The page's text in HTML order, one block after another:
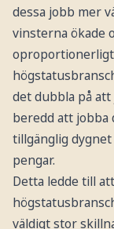
dessa jobb mer
vinsterna ökade
oproportionerligt
det dubbla på
beredd att jobba
tillgänglig
pengar.
Detta ledde till
väldigt stor